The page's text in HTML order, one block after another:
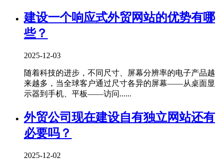
建设一个响应式外贸网站的优势有哪
些？
2025-12-03
随着科技的进步，不同尺寸、屏幕分辨率的电子产品越
来越多，当全球客户通过尺寸各异的屏幕——从桌面显
示器到手机、平板——访问......
外贸公司现在建设自有独立网站还有
必要吗？
2025-12-02